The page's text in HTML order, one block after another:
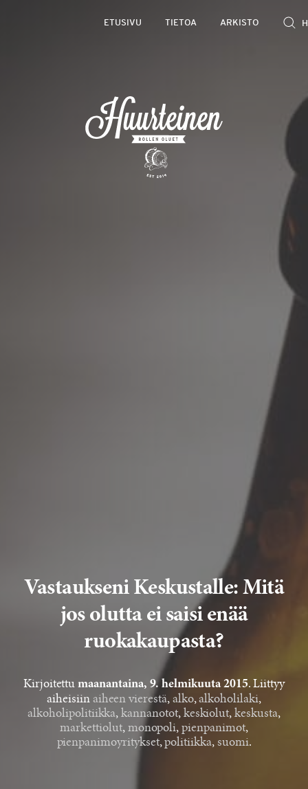
ETUSIVU TIETOA ARKISTO
Vastaukseni Keskustalle: Mitä
jos olutta ei saisi enää
ruokakaupasta?
Kirjoitettumaanantaina, 9. helmikuuta 2015. Liittyy
aiheisiin aiheen vierestä, alko,alkoholilaki,
alkoholipolitiikka,kannanotot, keskiolut,keskusta,
markettiolut, monopoli,pienpanimot,
pienpanimoyritykset,politiikka, suomi.